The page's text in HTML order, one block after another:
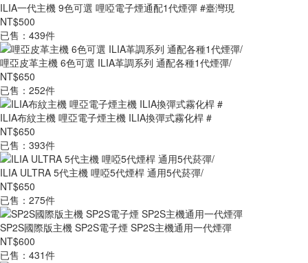
ILIA一代主機 9色可選 哩啞電子煙通配1代煙彈 #臺灣現
NT$500
已售：439件
哩亞皮革主機 6色可選 ILIA革調系列 通配各種1代煙彈/
NT$650
已售：252件
ILIA布紋主機 哩亞電子煙主機 ILIA換彈式霧化桿 #
NT$650
已售：393件
ILIA ULTRA 5代主機 哩啞5代煙桿 通用5代菸彈/
NT$650
已售：275件
SP2S國際版主機 SP2S電子煙 SP2S主機通用一代煙彈
NT$600
已售：431件